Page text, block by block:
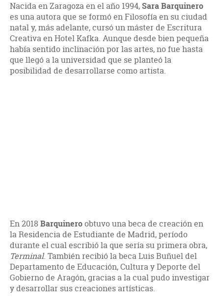
Nacida en Zaragoza en el año 1994,Sara Barquinero
es una autora que se formó en Filosofía en su ciudad
natal y, más adelante, cursó un máster de Escritura
Creativa en Hotel Kafka. Aunque desde bien pequeña
había sentido inclinación por las artes, no fue hasta
que llegó a la universidad que se planteó la
posibilidad de desarrollarse como artista.
En 2018 Barquineroobtuvo una beca de creación en
la Residencia de Estudiante de Madrid, período
durante el cual escribió la que sería su primera obra,
Terminal. También recibió la beca Luis Buñuel del
Departamento de Educación, Cultura y Deporte del
Gobierno de Aragón, gracias a la cual pudo investigar
y desarrollar sus creaciones artísticas.